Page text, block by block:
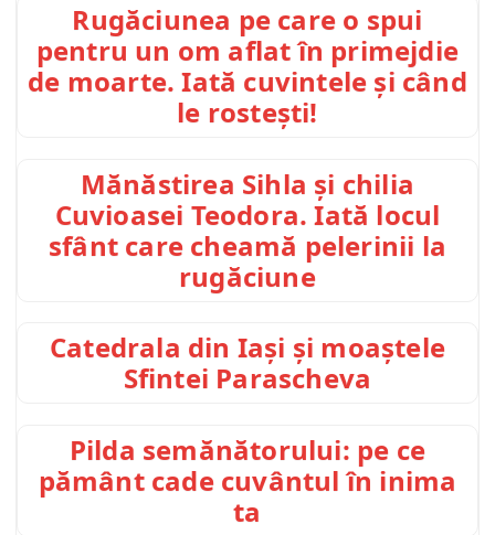
Rugăciunea pe care o spui
pentru un om aflat în primejdie
de moarte. Iată cuvintele și când
le rostești!
Mănăstirea Sihla și chilia
Cuvioasei Teodora. Iată locul
sfânt care cheamă pelerinii la
rugăciune
Catedrala din Iași și moaștele
Sfintei Parascheva
Pilda semănătorului: pe ce
pământ cade cuvântul în inima
ta